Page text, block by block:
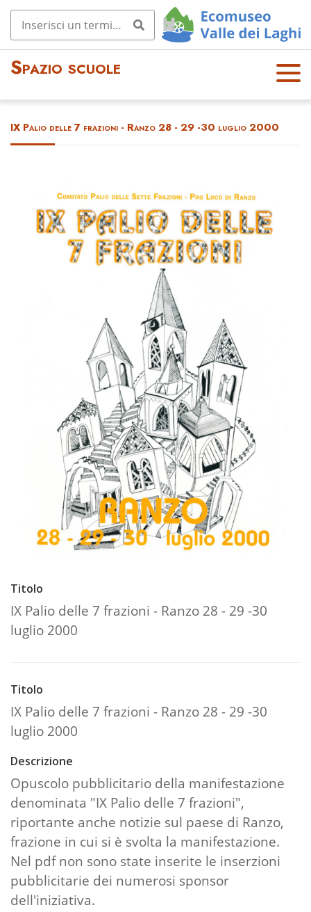
Spazio scuole
OPE
N
IX Palio delle 7 frazioni - Ranzo 28 - 29 -30 luglio 2000
Titolo
IX Palio delle 7 frazioni - Ranzo 28 - 29 -30
luglio 2000
Titolo
IX Palio delle 7 frazioni - Ranzo 28 - 29 -30
luglio 2000
Descrizione
Opuscolo pubblicitario della manifestazione
denominata "IX Palio delle 7 frazioni",
riportante anche notizie sul paese di Ranzo,
frazione in cui si è svolta la manifestazione.
Nel pdf non sono state inserite le inserzioni
pubblicitarie dei numerosi sponsor
dell'iniziativa.